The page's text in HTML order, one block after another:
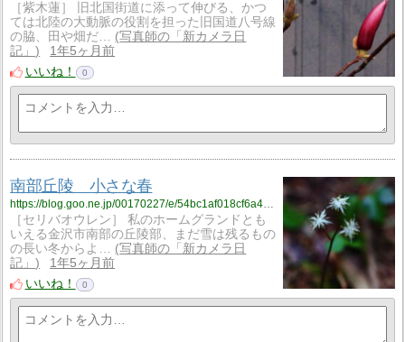
［紫木蓮］ 旧北国街道に添って伸びる、かつ
ては北陸の大動脈の役割を担った旧国道八号線
の脇、田や畑だ…
写真師の「新カメラ日
記」
1年5ヶ月前
いいね！
0
南部丘陵 小さな春
https://blog.goo.ne.jp/00170227/e/54bc1af018cf6a4e25ddbb5a362c6df4?fm=rss
［セリバオウレン］ 私のホームグランドとも
いえる金沢市南部の丘陵部、まだ雪は残るもの
の長い冬からよ…
写真師の「新カメラ日
記」
1年5ヶ月前
いいね！
0